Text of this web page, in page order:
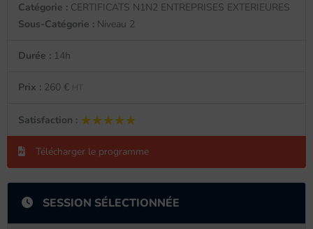
Catégorie : CERTIFICATS N1N2 ENTREPRISES EXTERIEURES
Sous-Catégorie : Niveau 2
Durée : 14h
Prix : 260 € HT
Satisfaction : ★★★★★
★★★★★
Télécharger le programme
SESSION SÉLECTIONNÉE